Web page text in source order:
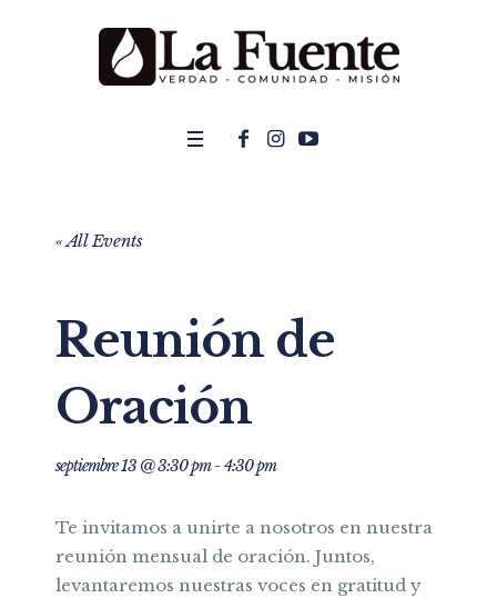
« All Events
Reunión de
Oración
septiembre 13 @ 3:30 pm-4:30 pm
Te invitamos a unirte a nosotros en nuestra
reunión mensual de oración. Juntos,
levantaremos nuestras voces en gratitud y